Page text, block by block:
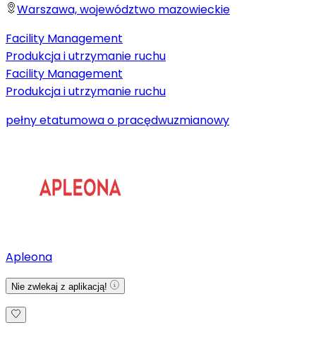
Warszawa, województwo mazowieckie
Facility Management
Produkcja i utrzymanie ruchu
Facility Management
Produkcja i utrzymanie ruchu
pełny etatumowa o pracędwuzmianowy
Apleona
Nie zwlekaj z aplikacją!